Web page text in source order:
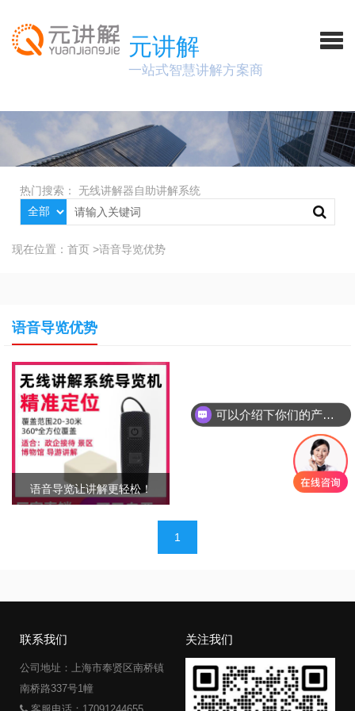
元讲解
一站式智慧讲解方案商
热门搜索： 无线讲解器自助讲解系统
现在位置： 首页 >语音导览优势
语音导览优势
语音导览让讲解更轻松！
1
联系我们
公司地址：上海市奉贤区南桥镇
南桥路337号1幢
关注我们
可以介绍下你们的产品么